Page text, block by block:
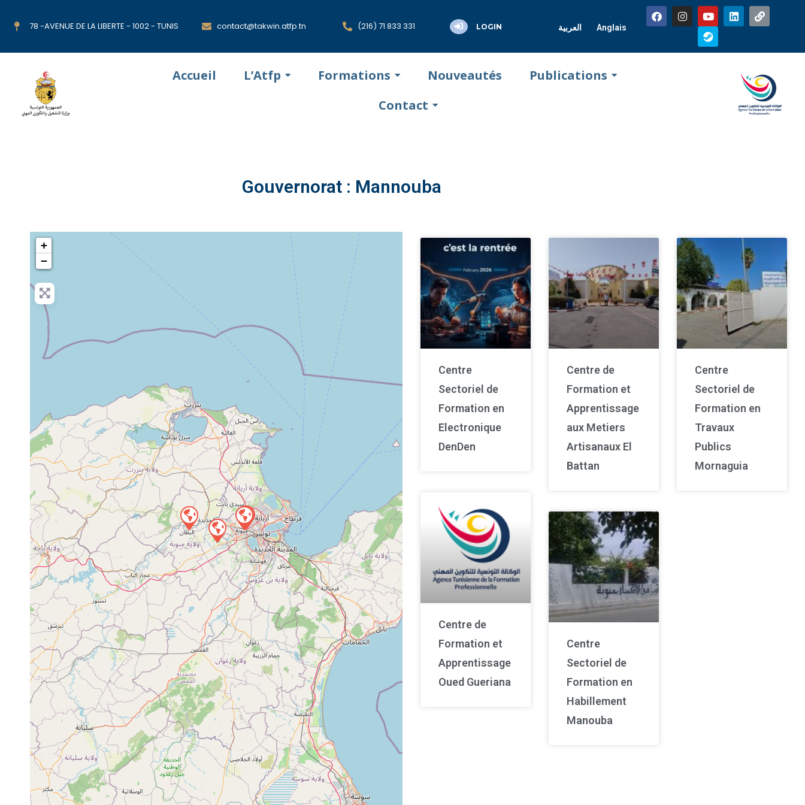
78 -AVENUE DE LA LIBERTE - 1002 - TUNIS contact@takwin.atfp.tn (216) 71 833 331 LOGIN العربية Anglais
Accueil L’Atfp Formations Nouveautés
Publications
Contact
Gouvernorat : Mannouba
+
−
Centre
Sectoriel de
Formation en
Electronique
DenDen
Centre de
Formation et
Apprentissage
aux Metiers
Artisanaux El
Battan
Centre
Sectoriel de
Formation en
Travaux
Publics
Mornaguia
Centre de
Formation et
Apprentissage
Oued Gueriana
Centre
Sectoriel de
Formation en
Habillement
Manouba